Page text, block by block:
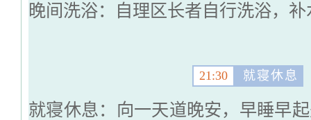
晚间洗浴：自理区长者自行洗浴，
21:30 就寝休息
就寝休息：向一天道晚安，早睡早